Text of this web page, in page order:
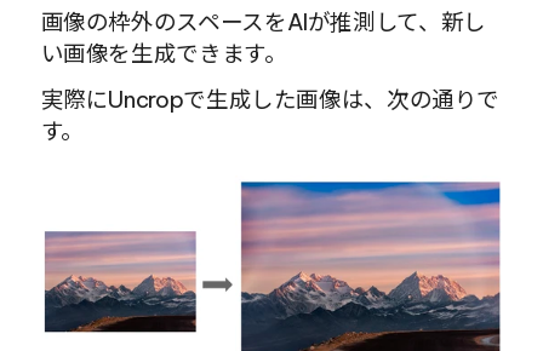
画像の枠外のスペースをAIが推測して、新し
い画像を生成できます。
実際にUncropで生成した画像は、次の通りで
す。